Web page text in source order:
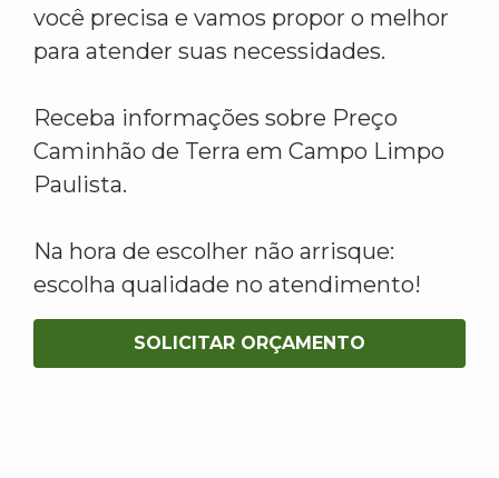
você precisa e vamos propor o melhor
para atender suas necessidades.
Receba informações sobre Preço
Caminhão de Terra em Campo Limpo
Paulista.
Na hora de escolher não arrisque:
escolha qualidade no atendimento!
SOLICITAR ORÇAMENTO